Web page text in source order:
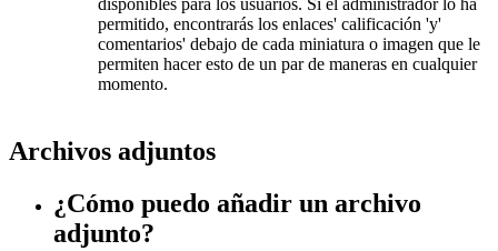
disponibles para los usuarios. Si el administrador lo ha
permitido, encontrarás los enlaces' calificación 'y'
comentarios' debajo de cada miniatura o imagen que le
permiten hacer esto de un par de maneras en cualquier
momento.
Archivos adjuntos
¿Cómo puedo añadir un archivo
adjunto?